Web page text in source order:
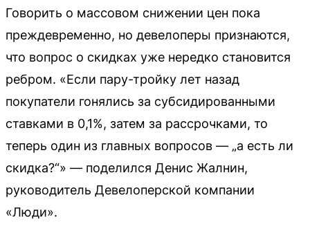
Говорить о массовом снижении цен пока
преждевременно, но девелоперы признаются,
что вопрос о скидках уже нередко становится
ребром. «Если пару-тройку лет назад
покупатели гонялись за субсидированными
ставками в 0,1%, затем за рассрочками, то
теперь один из главных вопросов — „а есть ли
скидка?“» — поделился Денис Жалнин,
руководитель Девелоперской компании
«Люди».